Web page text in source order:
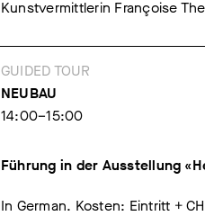
Kunstvermittlerin Françoise
GUIDED TOUR
NEUBAU
14:00–15:00
Führung in der Ausstellung
In German. Kosten: Eintritt +